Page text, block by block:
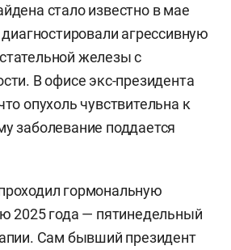
стало известно в мае
агрессивную
железы с
В офисе экс-президента
опухоль чувствительна к
заболевание поддается
гормональную
2025 года — пятинедельный
Сам бывший президент